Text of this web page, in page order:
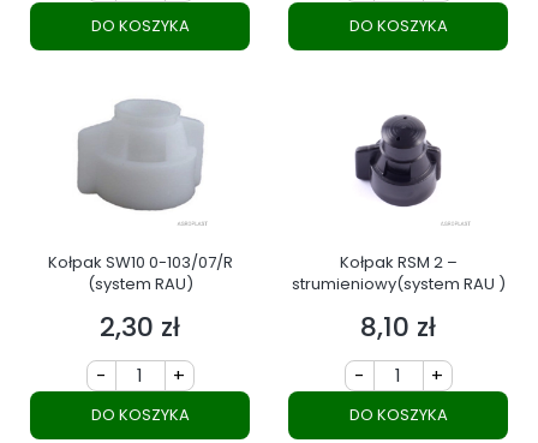
DO KOSZYKA DO KOSZYKA
Kołpak SW10 0-103/07/R
(system RAU)
Cena
2,30 zł
- +
DO KOSZYKA
Kołpak RSM 2 –
strumieniowy(system RAU )
Cena
8,10 zł
- +
DO KOSZYKA